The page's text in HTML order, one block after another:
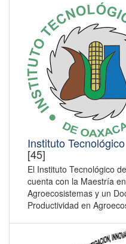
Instituto
[45]
El Instituto Tecnológico
cuenta con la Maestría
Agroecosistemas y un
Productividad en